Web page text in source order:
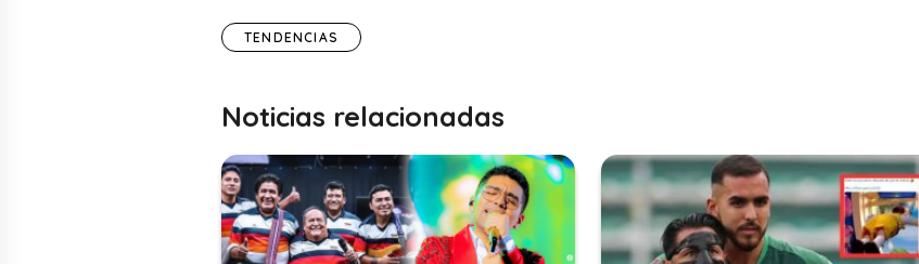
TENDENCIAS
Noticias relacionadas